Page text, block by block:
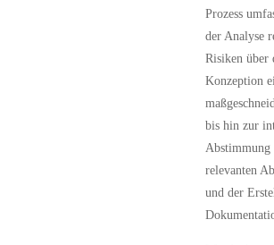
Prozess
der Analyse
Risiken über
Konzeption
bis hin zur
Abstimmung
relevanten
und der